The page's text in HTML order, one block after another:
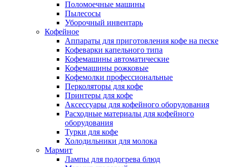
Поломоечные машины
Пылесосы
Уборочный инвентарь
Кофейное
Аппараты для приготовления кофе на песке
Кофеварки капельного типа
Кофемашины автоматические
Кофемашины рожковые
Кофемолки профессиональные
Перколяторы для кофе
Принтеры для кофе
Аксессуары для кофейного оборудования
Расходные материалы для кофейного
оборудования
Турки для кофе
Холодильники для молока
Мармит
Лампы для подогрева блюд